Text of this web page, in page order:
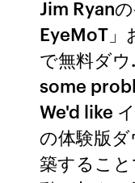
Jim Ryan
EyeMoT」
で無料ダ
some
We'd like
の体験版
築するこ